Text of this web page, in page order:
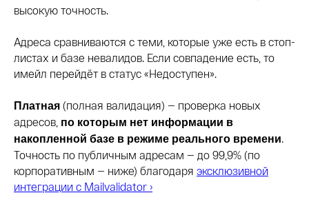
высокую точность.
Адреса сравниваются с теми, которые уже есть в стоп-
листах и базе невалидов. Если совпадение есть, то
имейл перейдёт в статус «Недоступен».
Платная (полная валидация) — проверка новых
адресов, по которым нет информации в
накопленной базе в режиме реального времени
Точность по публичным адресам — до 99,9% (по
корпоративным — ниже) благодаря эксклюзивной
интеграции с Mailvalidator ›